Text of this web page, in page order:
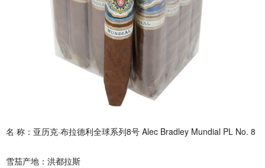
名 称：亚历克·布拉德利全球系列8号 Alec Bradley Mundial PL No. 8
雪茄产地：洪都拉斯